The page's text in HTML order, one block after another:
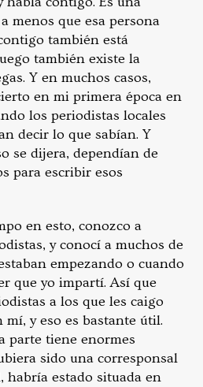
menos que esa persona
también está
también existe la
Y en muchos casos,
en mi primera época en
los periodistas locales
decir lo que sabían. Y
se dijera, dependían de
para escribir esos
en esto, conozco a
y conocí a muchos de
empezando o cuando
que yo impartí. Así que
a los que les caigo
y eso es bastante útil.
parte tiene enormes
sido una corresponsal
estado situada en